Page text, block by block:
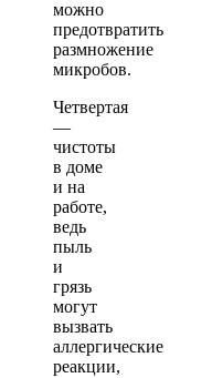
можно
предотвратить
размножение
микробов.
Четвертая
—
чистоты
в доме
и на
работе,
ведь
пыль
и
грязь
могут
вызвать
аллергические
реакции,